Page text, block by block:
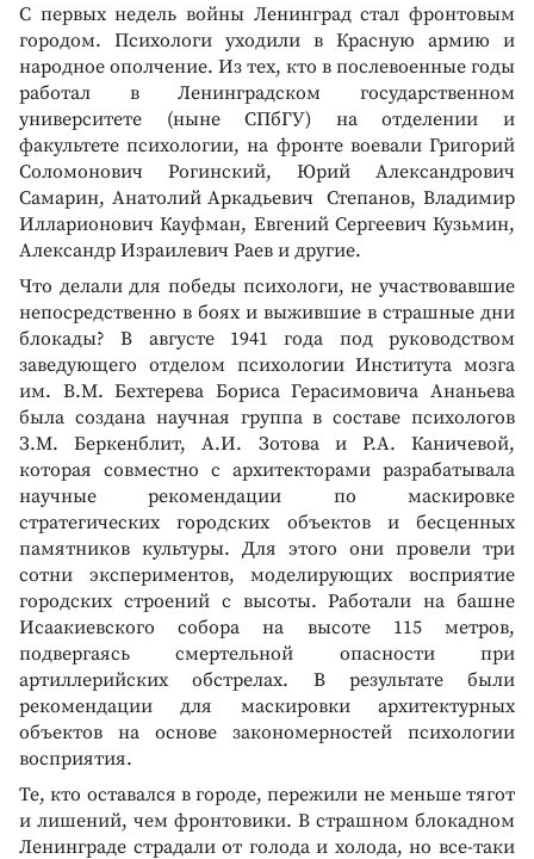
С первых недель войны Ленинград стал фронтовым
городом. Психологи уходили в Красную армию и
народное ополчение. Из тех, кто в послевоенные годы
работал в Ленинградском государственном
университете (ныне СПбГУ) на отделении и
факультете психологии, на фронте воевали Григорий
Соломонович Рогинский, Юрий Александрович
Самарин, Анатолий Аркадьевич Степанов, Владимир
Илларионович Кауфман, Евгений Сергеевич Кузьмин,
Александр Израилевич Раев и другие.
Что делали для победы психологи, не участвовавшие
непосредственно в боях и выжившие в страшные дни
блокады? В августе 1941 года под руководством
заведующего отделом психологии Института мозга
им. В.М. Бехтерева Бориса Герасимовича Ананьева
была создана научная группа в составе психологов
З.М. Беркенблит, А.И. Зотова и Р.А. Каничевой,
которая совместно с архитекторами разрабатывала
научные рекомендации по маскировке
стратегических городских объектов и бесценных
памятников культуры. Для этого они провели три
сотни экспериментов, моделирующих восприятие
городских строений с высоты. Работали на башне
Исаакиевского собора на высоте 115 метров,
подвергаясь смертельной опасности при
артиллерийских обстрелах. В результате были
рекомендации для маскировки архитектурных
объектов на основе закономерностей психологии
восприятия.
Те, кто оставался в городе, пережили не меньше тягот
и лишений, чем фронтовики. В страшном блокадном
Ленинграде страдали от голода и холода, но все-таки